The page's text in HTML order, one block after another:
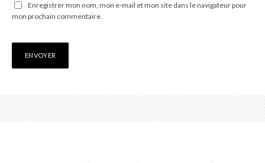
Enregistrer mon nom, mon e-mail et mon site dans le navigateur pour
mon prochain commentaire.